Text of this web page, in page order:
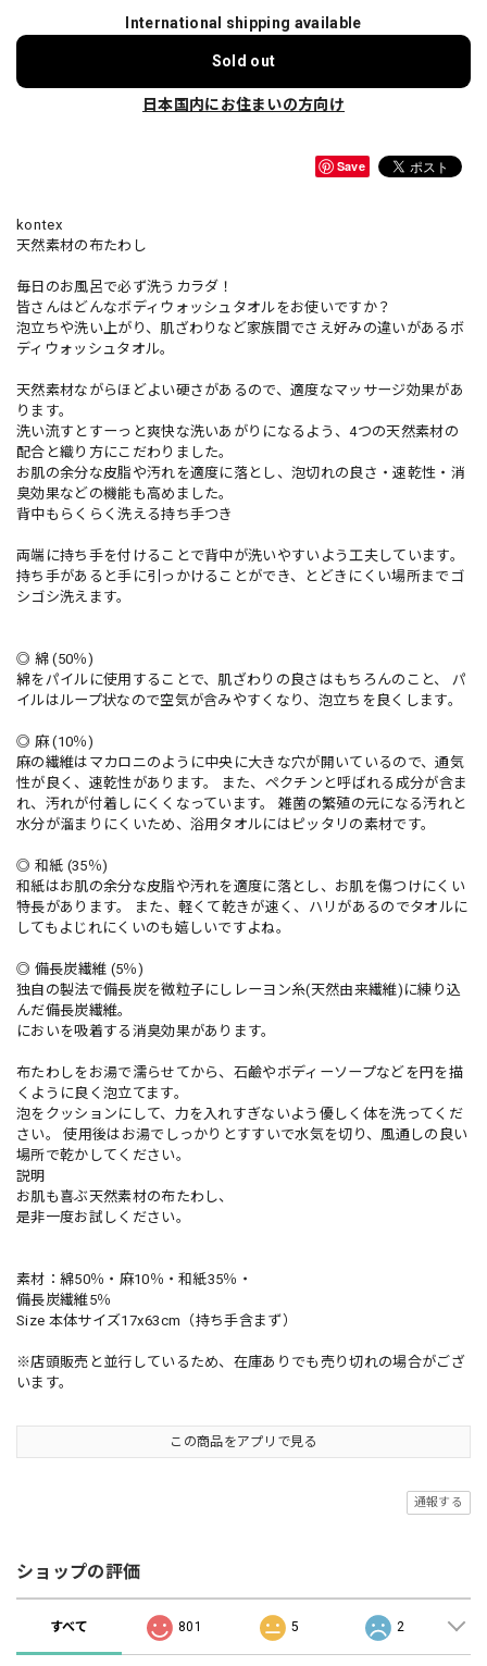
International shipping available
Sold out
日本国内にお住まいの方向け
Save
kontex
天然素材の布たわし
毎日のお風呂で必ず洗うカラダ！
皆さんはどんなボディウォッシュタオルをお使いですか？
泡立ちや洗い上がり、肌ざわりなど家族間でさえ好みの違いがあるボ
ディウォッシュタオル。
天然素材ながらほどよい硬さがあるので、適度なマッサージ効果があ
ります。
洗い流すとすーっと爽快な洗いあがりになるよう、4つの天然素材の
配合と織り方にこだわりました。
お肌の余分な皮脂や汚れを適度に落とし、泡切れの良さ・速乾性・消
臭効果などの機能も高めました。
背中もらくらく洗える持ち手つき
両端に持ち手を付けることで背中が洗いやすいよう工夫しています。
持ち手があると手に引っかけることができ、とどきにくい場所までゴ
シゴシ洗えます。
◎ 綿 (50％)
綿をパイルに使用することで、肌ざわりの良さはもちろんのこと、 パ
イルはループ状なので空気が含みやすくなり、泡立ちを良くします。
◎ 麻 (10％)
麻の繊維はマカロニのように中央に大きな穴が開いているので、通気
性が良く、速乾性があります。 また、ペクチンと呼ばれる成分が含ま
れ、汚れが付着しにくくなっています。 雑菌の繁殖の元になる汚れと
水分が溜まりにくいため、浴用タオルにはピッタリの素材です。
◎ 和紙 (35％)
和紙はお肌の余分な皮脂や汚れを適度に落とし、お肌を傷つけにくい
特長があります。 また、軽くて乾きが速く、ハリがあるのでタオルに
してもよじれにくいのも嬉しいですよね。
◎ 備長炭繊維 (5％)
独自の製法で備長炭を微粒子にしレーヨン糸(天然由来繊維)に練り込
んだ備長炭繊維。
においを吸着する消臭効果があります。
布たわしをお湯で濡らせてから、石鹼やボディーソープなどを円を描
くように良く泡立てます。
泡をクッションにして、力を入れすぎないよう優しく体を洗ってくだ
さい。 使用後はお湯でしっかりとすすいで水気を切り、風通しの良い
場所で乾かしてください。
説明
お肌も喜ぶ天然素材の布たわし、
是非一度お試しください。
素材：綿50％・麻10％・和紙35％・
備長炭繊維5％
Size 本体サイズ17x63cm（持ち手含まず）
※店頭販売と並行しているため、在庫ありでも売り切れの場合がござ
います。
この商品をアプリで見る
通報する
ショップの評価
すべて 801 5 2